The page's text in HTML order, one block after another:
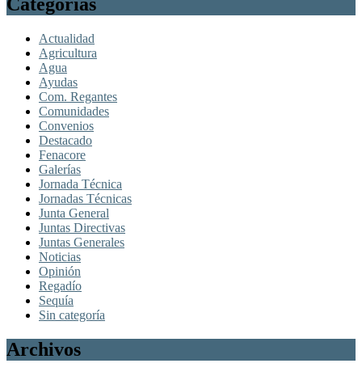
Categorías
Actualidad
Agricultura
Agua
Ayudas
Com. Regantes
Comunidades
Convenios
Destacado
Fenacore
Galerías
Jornada Técnica
Jornadas Técnicas
Junta General
Juntas Directivas
Juntas Generales
Noticias
Opinión
Regadío
Sequía
Sin categoría
Archivos